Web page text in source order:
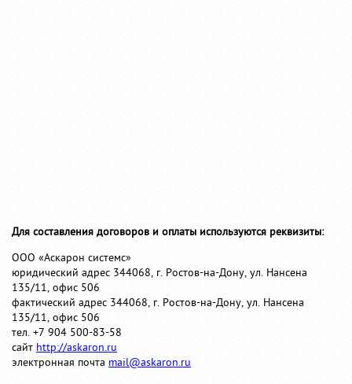
Для составления договоров и оплаты используются реквизиты:
ООО «Аскарон системс»
юридический адрес 344068, г. Ростов-на-Дону, ул. Нансена
135/11, офис 506
фактический адрес 344068, г. Ростов-на-Дону, ул. Нансена
135/11, офис 506
тел. +7 904 500-83-58
сайт http://askaron.ru
электронная почта mail@askaron.ru